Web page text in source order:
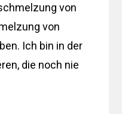
von
von
Ich bin in der
die noch nie